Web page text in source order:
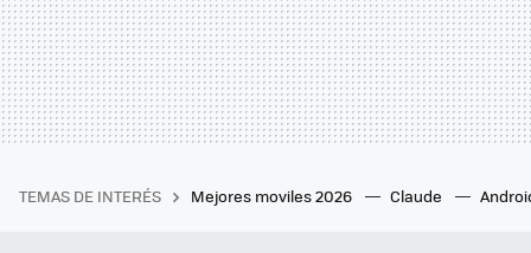
TEMAS DE INTERÉS Mejores moviles 2026 Claude